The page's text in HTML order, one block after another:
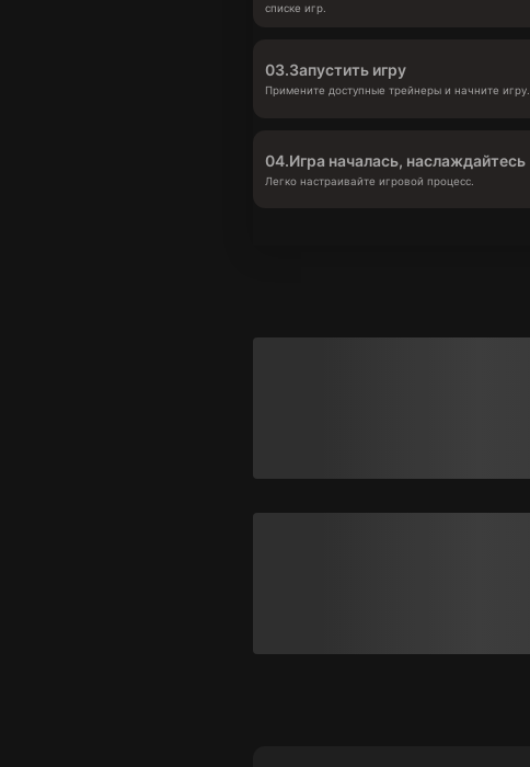
списке игр.
03.Запустить игру
Примените доступные трейнеры и начните игру.
04.Игра началась, наслаждайтесь
Легко настраивайте игровой процесс.